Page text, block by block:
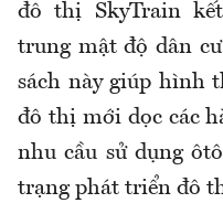
đô thị SkyTrain
trung mật độ dân
sách này giúp hình
đô thị mới dọc các
nhu cầu sử dụng
trạng phát triển đô